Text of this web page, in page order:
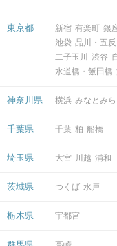
東京都 新宿 有楽町 銀
池袋 品川・五反
二子玉川
渋谷
水道橋・飯田橋
神奈川県 横浜 みなとみ
千葉県 千葉 柏 船橋
埼玉県 大宮 川越 浦和
茨城県 つくば 水戸
栃木県 宇都宮